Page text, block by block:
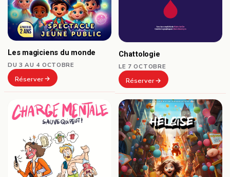
Les magiciens du monde
DU 3 AU 4 OCTOBRE
Réserver
Chattologie
LE 7 OCTOBRE
Réserver